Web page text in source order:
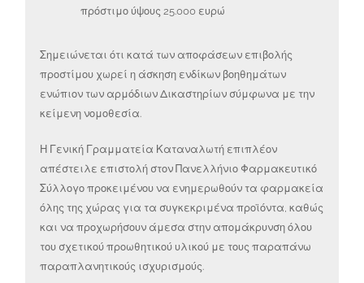
πρόστιμο ύψους 25.000 ευρώ
Σημειώνεται ότι κατά των αποφάσεων επιβολής
προστίμου χωρεί η άσκηση ενδίκων βοηθημάτων
ενώπιον των αρμόδιων Δικαστηρίων σύμφωνα με την
κείμενη νομοθεσία.
Η Γενική Γραμματεία Καταναλωτή επιπλέον
απέστειλε επιστολή στον Πανελλήνιο Φαρμακευτικό
Σύλλογο προκειμένου να ενημερωθούν τα φαρμακεία
όλης της χώρας για τα συγκεκριμένα προϊόντα, καθώς
και να προχωρήσουν άμεσα στην απομάκρυνση όλου
του σχετικού προωθητικού υλικού με τους παραπάνω
παραπλανητικούς ισχυρισμούς.